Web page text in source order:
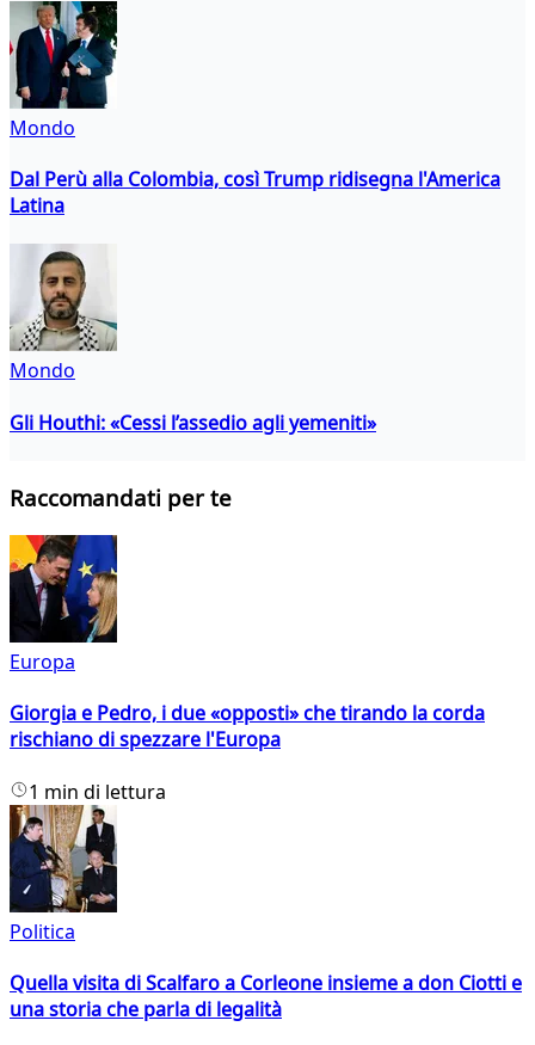
Mondo
Dal Perù alla Colombia, così Trump ridisegna l'America
Latina
Mondo
Gli Houthi: «Cessi l’assedio agli yemeniti»
Raccomandati per te
Europa
Giorgia e Pedro, i due «opposti» che tirando la corda
rischiano di spezzare l'Europa
1 min di lettura
Politica
Quella visita di Scalfaro a Corleone insieme a don Ciotti e
una storia che parla di legalità